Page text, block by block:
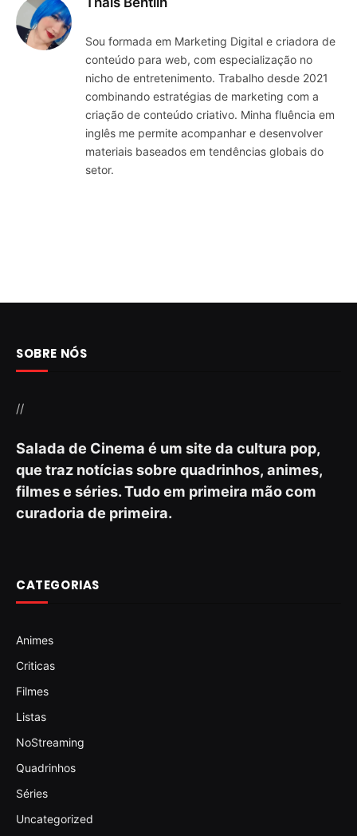
Sou formada em Marketing Digital e criadora de
conteúdo para web, com especialização no
nicho de entretenimento. Trabalho desde 2021
combinando estratégias de marketing com a
criação de conteúdo criativo. Minha fluência em
inglês me permite acompanhar e desenvolver
materiais baseados em tendências globais do
setor.
SOBRE NÓS
//
Salada de Cinema é um site da cultura pop,
que traz notícias sobre quadrinhos, animes,
filmes e séries. Tudo em primeira mão com
curadoria de primeira.
CATEGORIAS
Animes
Criticas
Filmes
Listas
NoStreaming
Quadrinhos
Séries
Uncategorized